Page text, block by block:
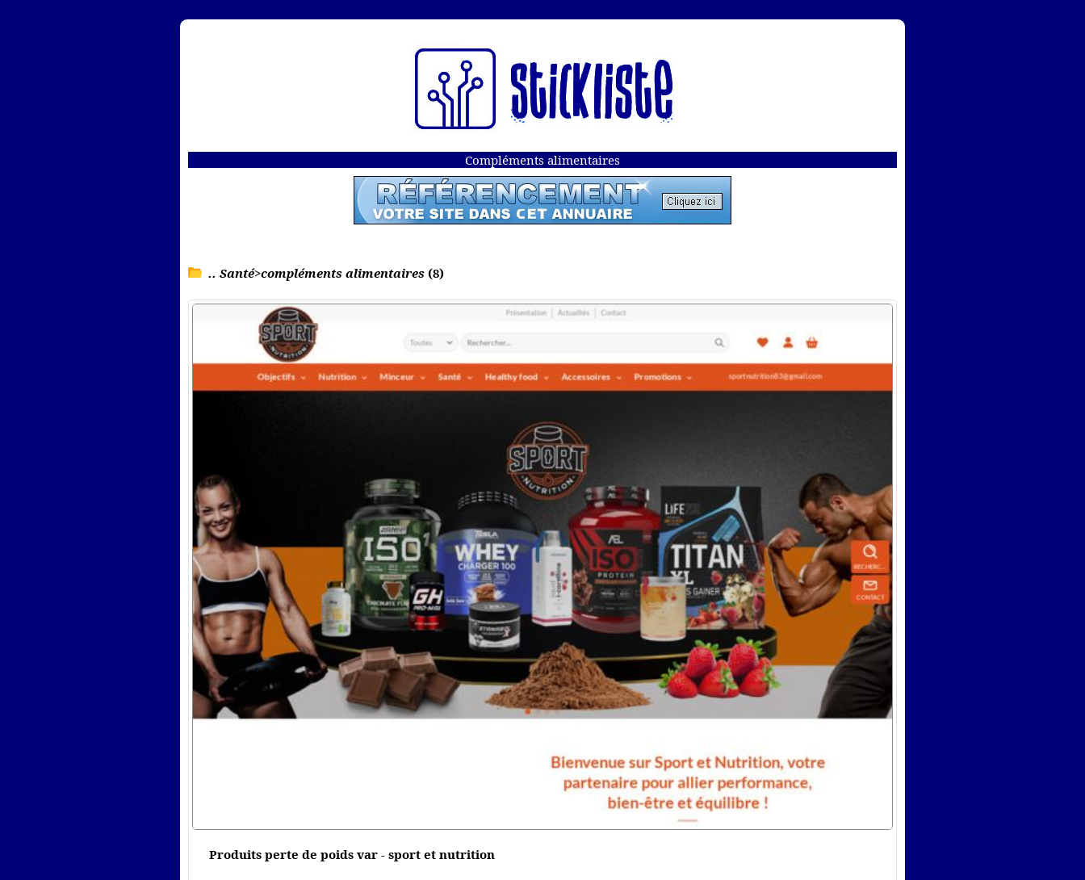
Compléments alimentaires
.. Santé>compléments alimentaires (8)
Produits perte de poids var - sport et nutrition